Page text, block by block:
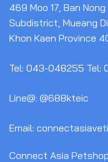
469 Moo 17, Ban
Subdistrict, Mueang
Khon Kaen Province
Tel: 043-048255 Tel:
Line@: @688kteic
Email:
Connect Asia